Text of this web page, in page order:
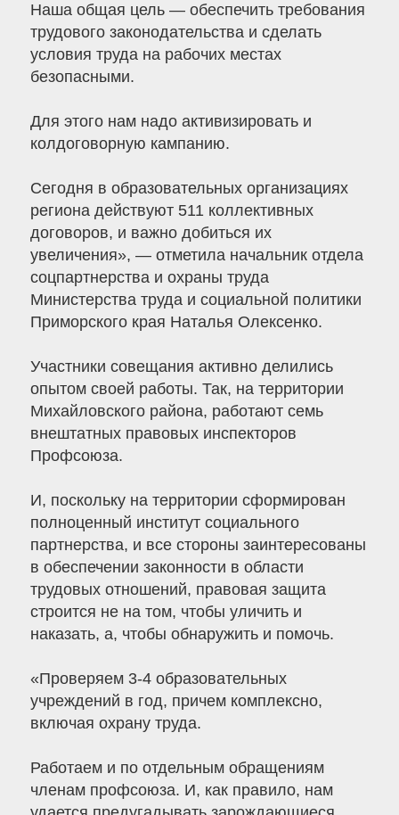
Наша общая цель — обеспечить требования
трудового законодательства и сделать
условия труда на рабочих местах
безопасными.
Для этого нам надо активизировать и
колдоговорную кампанию.
Сегодня в образовательных организациях
региона действуют 511 коллективных
договоров, и важно добиться их
увеличения», — отметила начальник отдела
соцпартнерства и охраны труда
Министерства труда и социальной политики
Приморского края Наталья Олексенко.
Участники совещания активно делились
опытом своей работы. Так, на территории
Михайловского района, работают семь
внештатных правовых инспекторов
Профсоюза.
И, поскольку на территории сформирован
полноценный институт социального
партнерства, и все стороны заинтересованы
в обеспечении законности в области
трудовых отношений, правовая защита
строится не на том, чтобы уличить и
наказать, а, чтобы обнаружить и помочь.
«Проверяем 3-4 образовательных
учреждений в год, причем комплексно,
включая охрану труда.
Работаем и по отдельным обращениям
членам профсоюза. И, как правило, нам